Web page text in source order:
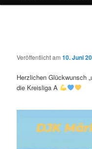
Veröffentlicht am10. Juni
Herzlichen Glückwunsch
die Kreisliga A